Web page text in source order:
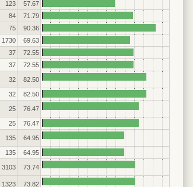
123
57.67
84
71.79
75
90.36
1730
69.63
37
72.55
37 72.55
32 82.50
32 82.50
25 76.47
25 76.47
135 64.95
135 64.95
3103 73.74
1323 73.82